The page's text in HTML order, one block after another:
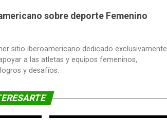
sobre deporte Femenino
sitio iberoamericano dedicado exclusivamente
a las atletas y equipos femeninos,
y desafíos.